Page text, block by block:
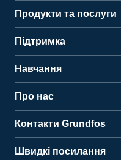
Продукти та послуги
Підтримка
Навчання
Про нас
Контакти Grundfos
Швидкі посилання